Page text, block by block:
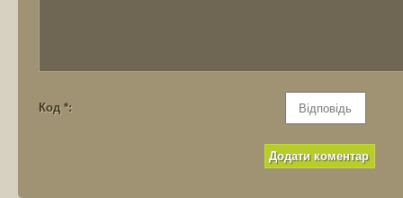
Код *: